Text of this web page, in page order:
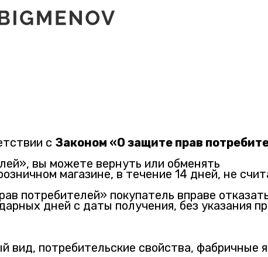
с Законом «О защите прав
вы можете вернуть или обменять
магазине, в течение 14 дней, не
потребителей» покупатель вправе
дней с даты получения, без указания
вид, потребительские свойства, фабричные